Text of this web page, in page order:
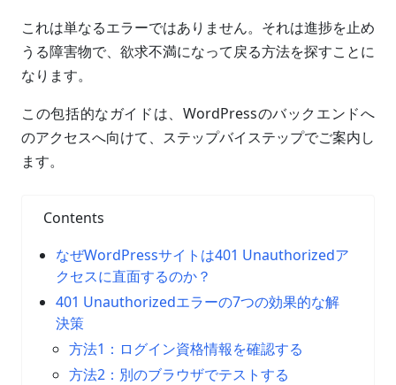
これは単なるエラーではありません。それは進捗を止め
うる障害物で、欲求不満になって戻る方法を探すことに
なります。
この包括的なガイドは、WordPressのバックエンドへ
のアクセスへ向けて、ステップバイステップでご案内し
ます。
Contents
なぜWordPressサイトは401 Unauthorizedア
クセスに直面するのか？
401 Unauthorizedエラーの7つの効果的な解
決策
方法1：ログイン資格情報を確認する
方法2：別のブラウザでテストする